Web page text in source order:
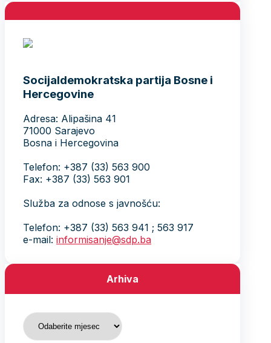
Socijaldemokratska partija Bosne i
Hercegovine
Adresa: Alipašina 41
71000 Sarajevo
Bosna i Hercegovina
Telefon: +387 (33) 563 900
Fax: +387 (33) 563 901
Služba za odnose s javnošću:
Telefon: +387 (33) 563 941 ; 563 917
e-mail: informisanje@sdp.ba
Arhiva
Arhiva